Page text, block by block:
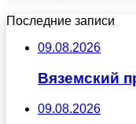
Последние записи
09.08.2026
Вяземский
09.08.2026